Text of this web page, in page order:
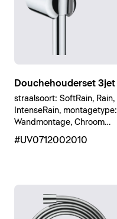
Douchehouderset 3jet
straalsoort: SoftRain, Rain,
IntenseRain, montagetype:
Wandmontage, Chroom
Hoogglans
#UV0712002010